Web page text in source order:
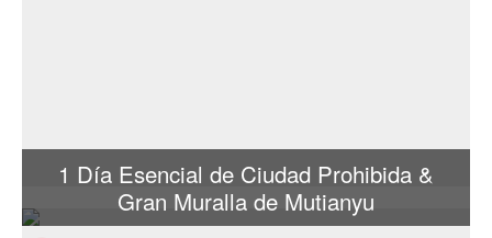
1 Día Esencial de Ciudad Prohibida &
Gran Muralla de Mutianyu